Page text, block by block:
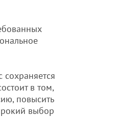
в том,
повысить
выбор